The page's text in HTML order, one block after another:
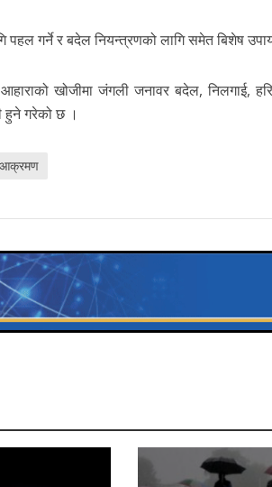
पहल गर्ने र बदेल नियन्त्रणको लागि समेत बिशेष
खोजीमा जंगली जनावर बदेल, निलगाई,
हुने गरेको छ ।